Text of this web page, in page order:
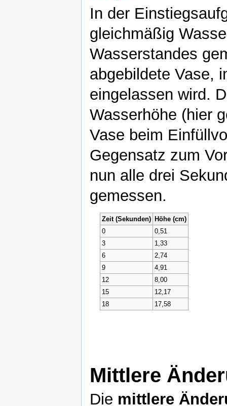
In der
gleichmäßig
Wasserstandes
abgebildete Vase,
eingelassen wird.
Wasserhöhe (hier
Vase beim
Gegensatz zum
nun alle drei
gemessen.
Zeit (Sekunden) Höhe (cm)
0
0,51
3
1,33
6
2,74
9
4,91
12
8,00
15
12,17
18
17,58
Mittlere
Die mittlere